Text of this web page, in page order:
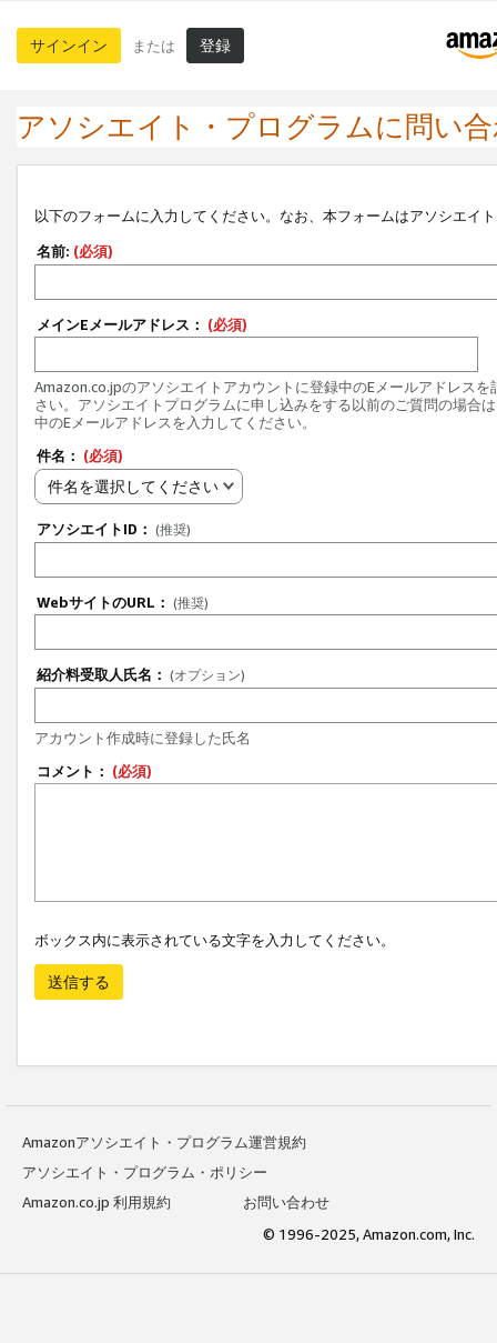
サインイン または 登録
アソシエイト・プログラムに問い
以下のフォームに入力してください。なお、本フォームはアソシエイ
名前: (必須)
メインEメールアドレス： (必須)
Amazon.co.jpのアソシエイトアカウントに登録中のEメールアドレスを
さい。アソシエイトプログラムに申し込みをする以前のご質問の場合
中のEメールアドレスを入力してください。
件名： (必須)
件名を選択してください
アソシエイトID： (推奨)
WebサイトのURL： (推奨)
紹介料受取人氏名： (オプション)
アカウント作成時に登録した氏名
コメント： (必須)
ボックス内に表示されている文字を入力してください。
送信する
Amazonアソシエイト・プログラム運営規約
アソシエイト・プログラム・ポリシー
Amazon.co.jp 利用規約
お問い合わせ
© 1996-2025, Amazon.com, Inc.